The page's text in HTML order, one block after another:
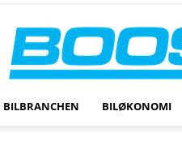
BILBRANCHEN BILØKONOMI